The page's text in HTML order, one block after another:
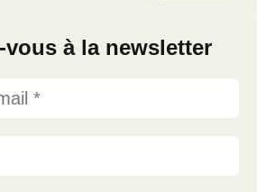
vous à la newsletter